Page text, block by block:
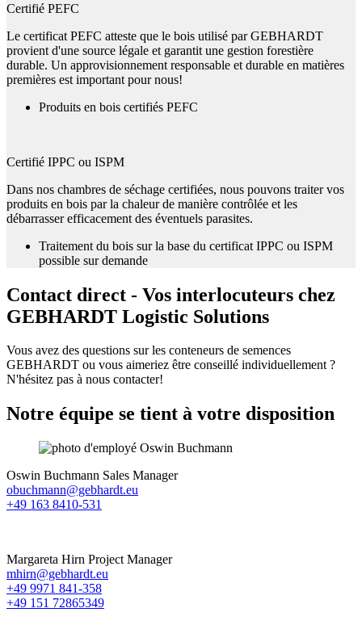
Certifié PEFC
Le certificat PEFC atteste que le bois utilisé par GEBHARDT
provient d'une source légale et garantit une gestion forestière
durable. Un approvisionnement responsable et durable en matières
premières est important pour nous!
Produits en bois certifiés PEFC
Certifié IPPC ou ISPM
Dans nos chambres de séchage certifiées, nous pouvons traiter vos
produits en bois par la chaleur de manière contrôlée et les
débarrasser efficacement des éventuels parasites.
Traitement du bois sur la base du certificat IPPC ou ISPM
possible sur demande
Contact direct - Vos interlocuteurs chez
GEBHARDT Logistic Solutions
Vous avez des questions sur les conteneurs de semences
GEBHARDT ou vous aimeriez être conseillé individuellement ?
N'hésitez pas à nous contacter!
Notre équipe se tient à votre disposition
Oswin Buchmann Sales Manager
obuchmann@gebhardt.eu
+49 163 8410-531
Margareta Hirn Project Manager
mhirn@gebhardt.eu
+49 9971 841-358
+49 151 72865349